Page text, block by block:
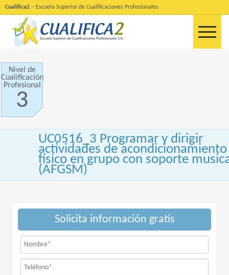
Cualifica2 – Escuela Superior de Cualificaciones Profesionales
Nivel de
Cualificación
Profesional
3
UC0516_3 Programar y dirigir
actividades de acondicionamiento
físico en grupo con soporte
(AFGSM)
Solicita información gratis